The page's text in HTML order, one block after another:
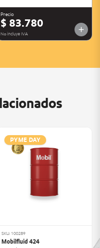
Precio
$ 83.780
No incluye IVA
PYME DAY
SKU: 100289
Mobilfluid 424